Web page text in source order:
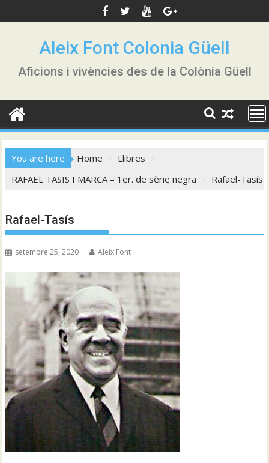
to
Aleix Font Colonia Güell
Aficions i vivències des de la Colònia Güell
You are here Home
Llibres
RAFAEL TASIS I MARCA – 1er. de sèrie negra
Rafael-Tasís
Rafael-Tasís
setembre 25, 2020 Aleix Font